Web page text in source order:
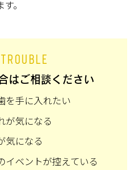
。
TROUBLE
はご相談ください
を手に入れたい
が気になる
気になる
イベントが控えている